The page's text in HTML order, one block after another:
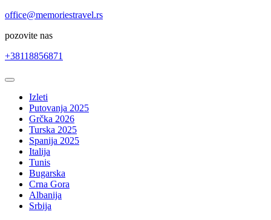
office@memoriestravel.rs
pozovite nas
+38118856871
Open
ButtonIzleti
Putovanja 2025
Grčka 2026
Turska 2025
Spanija 2025
Italija
Tunis
Bugarska
Crna Gora
Albanija
Srbija